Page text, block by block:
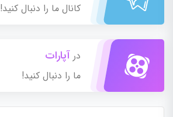
کانال ما را دنبال کنید!
در آپارات
ما را دنبال کنید!